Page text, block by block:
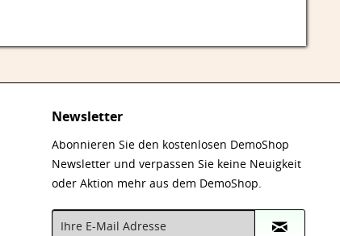
Newsletter
Abonnieren Sie den kostenlosen DemoShop
Newsletter und verpassen Sie keine Neuigkeit
oder Aktion mehr aus dem DemoShop.